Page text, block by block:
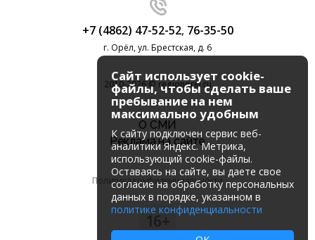
+7 (4862) 47-52-52, 76-35-50
г. Орёл, ул. Брестская, д. 6
2010-2026 © regionorel.ru
О СМИ
Реклама на сайте
Политика конфиденциальности
16+
Сайт использует cookie-
файлы, чтобы сделать ваше
пребывание на нем
максимально удобным
К cайту подключен сервис веб-
аналитики Яндекс. Метрика,
использующий cookie-файлы.
Оставаясь на сайте, вы даете свое
согласие на обработку персональных
данных в порядке, указанном в
политике конфиденциальности